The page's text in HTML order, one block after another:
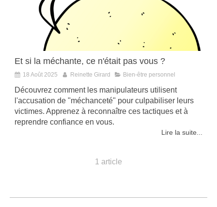
Et si la méchante, ce n'était pas vous ?
18 Août 2025 Reinette Girard Bien-être personnel
Découvrez comment les manipulateurs utilisent
l'accusation de "méchanceté" pour culpabiliser leurs
victimes. Apprenez à reconnaître ces tactiques et à
reprendre confiance en vous.
Lire la suite...
1 article